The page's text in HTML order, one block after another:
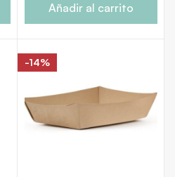
Añadir al carrito
-14%